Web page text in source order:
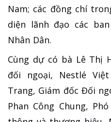
Nam; các đồng chí
diện lãnh đạo các
Nhân Dân.
Cùng dự có bà Lê Thị
đối ngoại, Nestlé
Trang, Giám đốc Đối
Phan Công Chung,